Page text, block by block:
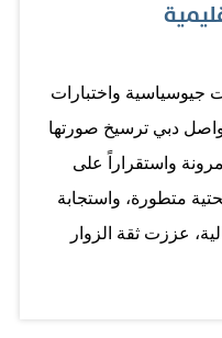
جيوسياسية واختبارات
دبي ترسيخ صورتها
واستقراراً على
متطورة، واستجابة
عززت ثقة الزوار